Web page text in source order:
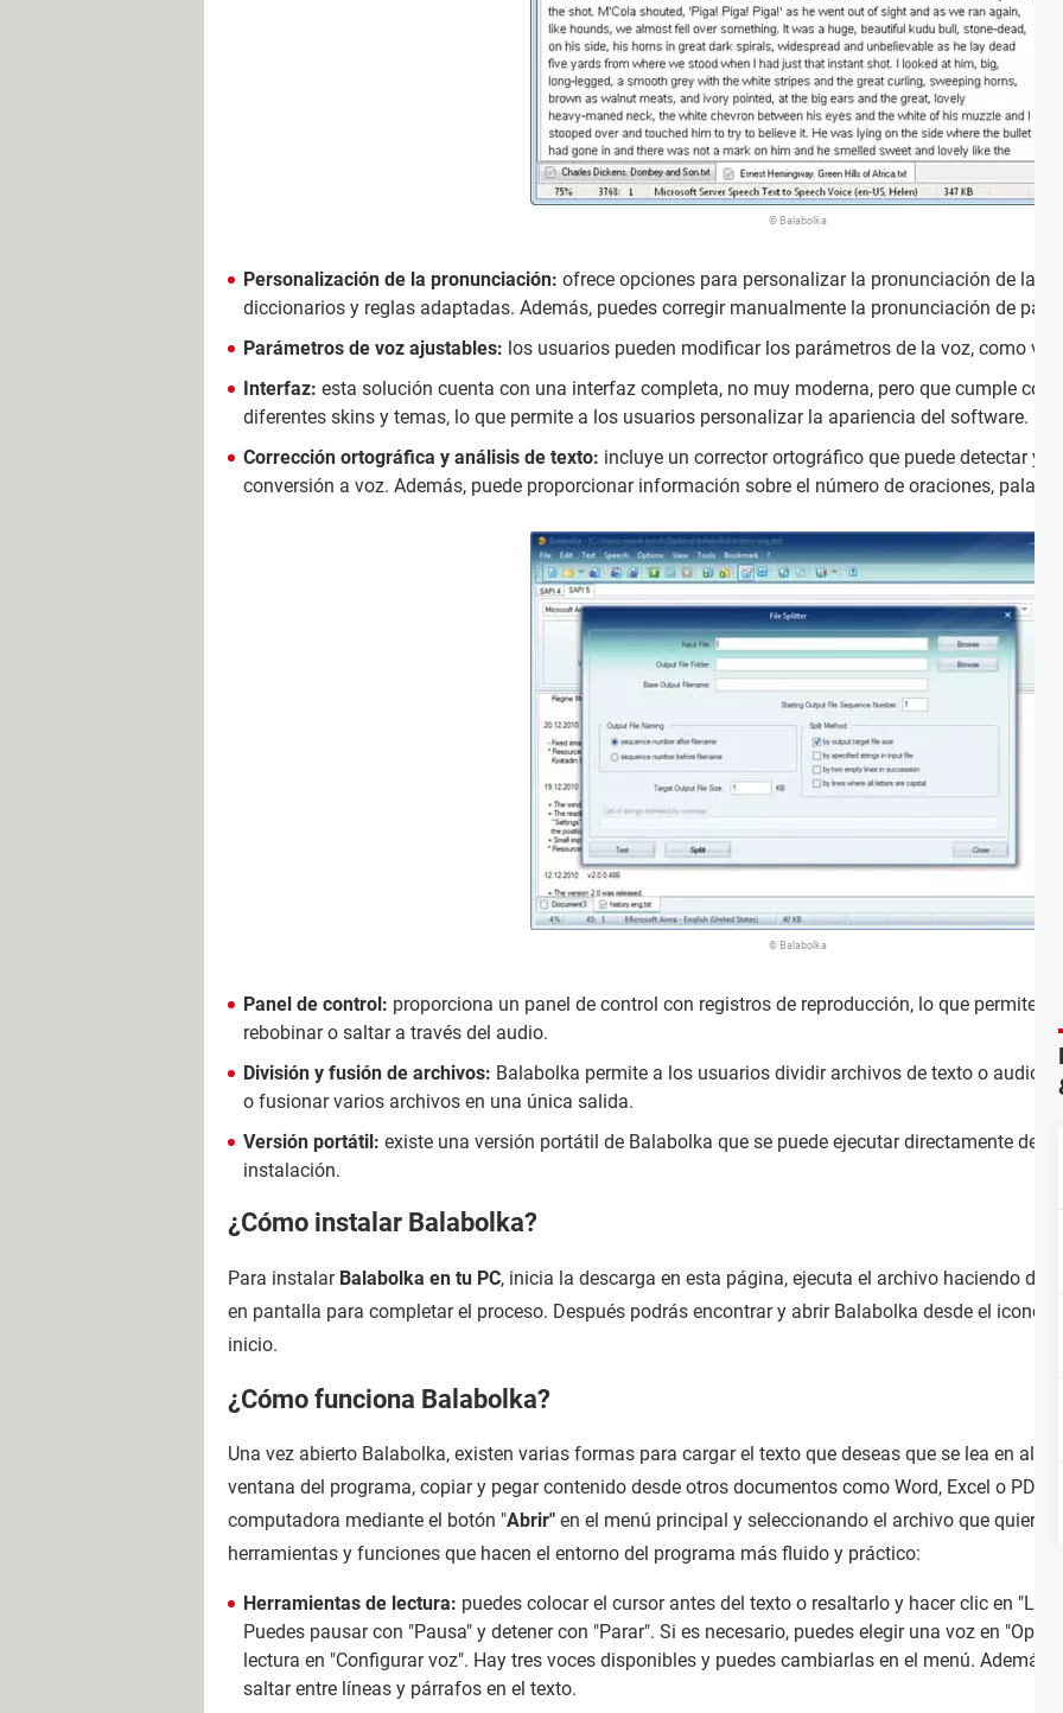
© Balabolka
Personalización de la pronunciación: ofrece opciones para personalizar la pronunciación de las
diccionarios y reglas adaptadas. Además, puedes corregir manualmente la pronunciación de
Parámetros de voz ajustables: los usuarios pueden modificar los parámetros de la voz, como
Interfaz: esta solución cuenta con una interfaz completa, no muy moderna, pero que cumple con
diferentes skins y temas, lo que permite a los usuarios personalizar la apariencia del software.
Corrección ortográfica y análisis de texto: incluye un corrector ortográfico que puede detectar y
conversión a voz. Además, puede proporcionar información sobre el número de oraciones,
© Balabolka
Panel de control: proporciona un panel de control con registros de reproducción, lo que permite a
rebobinar o saltar a través del audio.
División y fusión de archivos: Balabolka permite a los usuarios dividir archivos de texto o audio
o fusionar varios archivos en una única salida.
Versión portátil: existe una versión portátil de Balabolka que se puede ejecutar directamente
instalación.
¿Cómo instalar Balabolka?
Para instalar Balabolka en tu PC, inicia la descarga en esta página, ejecuta el archivo haciendo
en pantalla para completar el proceso. Después podrás encontrar y abrir Balabolka desde el icono
inicio.
¿Cómo funciona Balabolka?
Una vez abierto Balabolka, existen varias formas para cargar el texto que deseas que se lea en alto.
ventana del programa, copiar y pegar contenido desde otros documentos como Word, Excel o PDF,
computadora mediante el botón "Abrir" en el menú principal y seleccionando el archivo que quieras.
herramientas y funciones que hacen el entorno del programa más fluido y práctico:
Herramientas de lectura: puedes colocar el cursor antes del texto o resaltarlo y hacer clic en "Leer
Puedes pausar con "Pausa" y detener con "Parar". Si es necesario, puedes elegir una voz en
lectura en "Configurar voz". Hay tres voces disponibles y puedes cambiarlas en el menú. Además,
saltar entre líneas y párrafos en el texto.